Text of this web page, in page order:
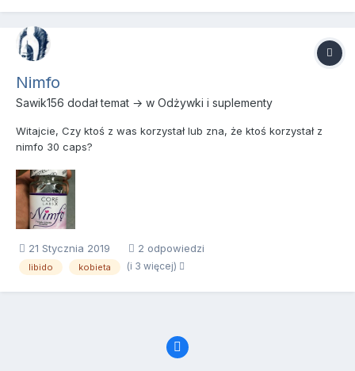
Nimfo
Sawik156 dodał temat → w Odżywki i suplementy
Witajcie, Czy ktoś z was korzystał lub zna, że ktoś korzystał z
nimfo 30 caps?
21 Stycznia 2019 2 odpowiedzi
libido kobieta (i 3 więcej)